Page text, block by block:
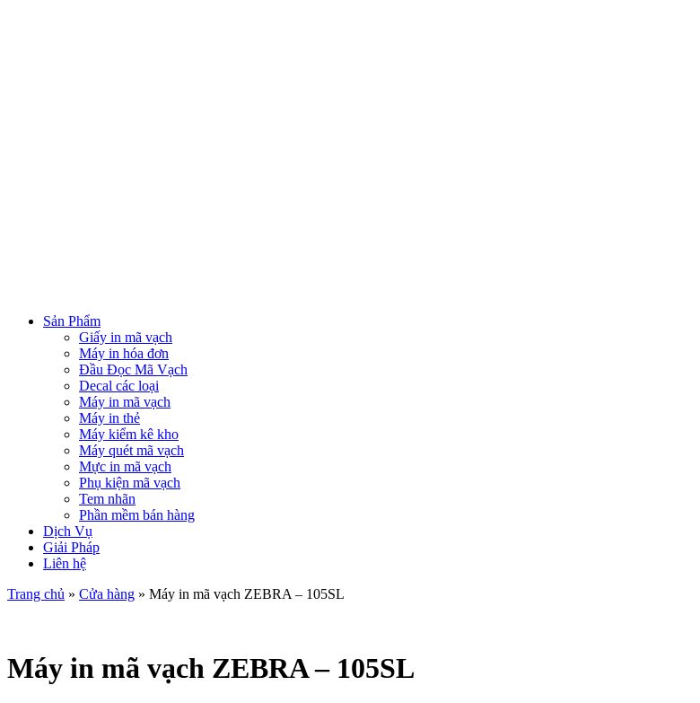
Sản Phẩm
Giấy in mã vạch
Máy in hóa đơn
Đầu Đọc Mã Vạch
Decal các loại
Máy in mã vạch
Máy in thẻ
Máy kiểm kê kho
Máy quét mã vạch
Mực in mã vạch
Phụ kiện mã vạch
Tem nhãn
Phần mềm bán hàng
Dịch Vụ
Giải Pháp
Liên hệ
Trang chủ » Cửa hàng » Máy in mã vạch ZEBRA – 105SL
Máy in mã vạch ZEBRA – 105SL